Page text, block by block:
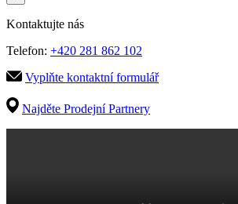
Kontaktujte nás
Telefon: +420 281 862 102
Vyplňte kontaktní formulář
Najděte Prodejní Partnery